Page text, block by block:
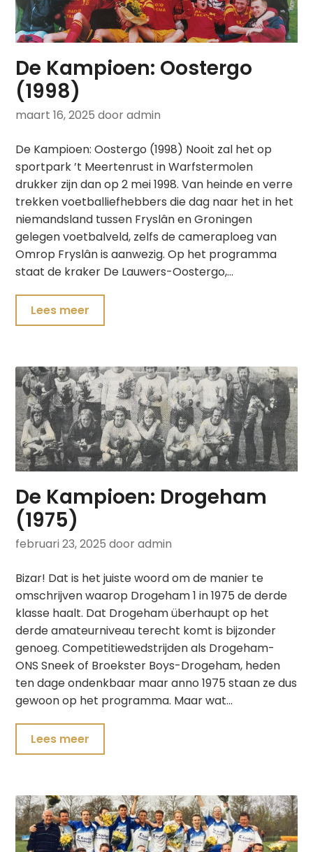
De Kampioen: Oostergo
(1998)
maart 16, 2025 door admin
De Kampioen: Oostergo (1998) Nooit zal het op
sportpark ’t Meertenrust in Warfstermolen
drukker zijn dan op 2 mei 1998. Van heinde en verre
trekken voetballiefhebbers die dag naar het in het
niemandsland tussen Fryslân en Groningen
gelegen voetbalveld, zelfs de cameraploeg van
Omrop Fryslân is aanwezig. Op het programma
staat de kraker De Lauwers-Oostergo,…
Lees meer
De Kampioen: Drogeham
(1975)
februari 23, 2025 door admin
Bizar! Dat is het juiste woord om de manier te
omschrijven waarop Drogeham 1 in 1975 de derde
klasse haalt. Dat Drogeham überhaupt op het
derde amateurniveau terecht komt is bijzonder
genoeg. Competitiewedstrijden als Drogeham-
ONS Sneek of Broekster Boys-Drogeham, heden
ten dage ondenkbaar maar anno 1975 staan ze dus
gewoon op het programma. Maar wat…
Lees meer